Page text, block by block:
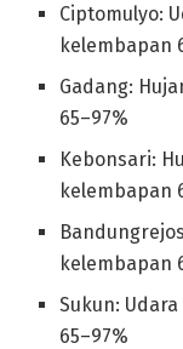
Ciptomulyo:
kelembapan
Gadang:
65–97%
Kebonsari:
kelembapan
kelembapan
Sukun:
65–97%